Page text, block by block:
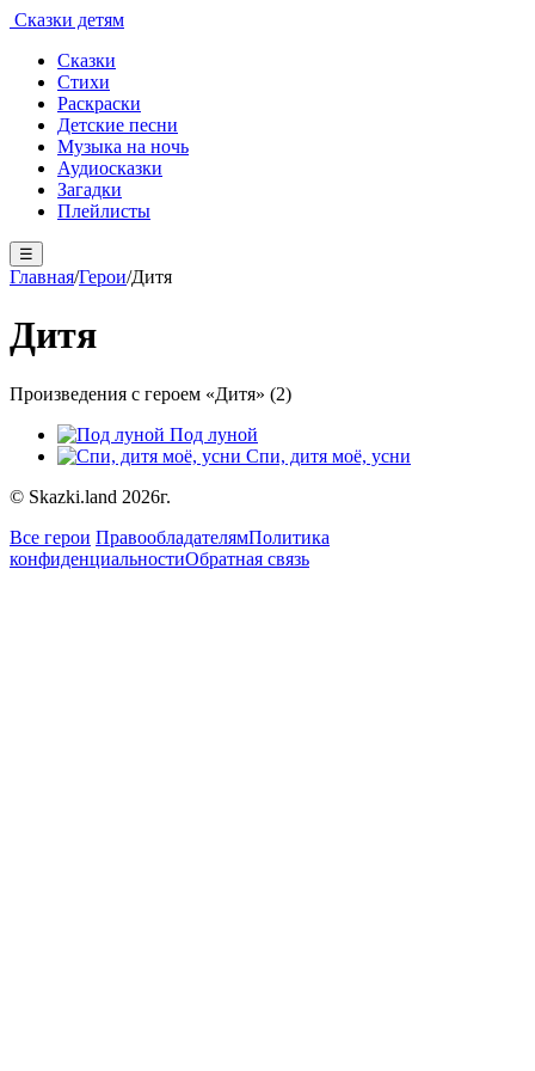
Сказки детям
Сказки
Стихи
Раскраски
Детские песни
Музыка на ночь
Аудиосказки
Загадки
Плейлисты
☰
Главная/Герои/Дитя
Дитя
Произведения с героем «Дитя» (2)
Под луной
Спи, дитя моё, усни
© Skazki.land 2026г.
Все герои ПравообладателямПолитика
конфиденциальностиОбратная связь